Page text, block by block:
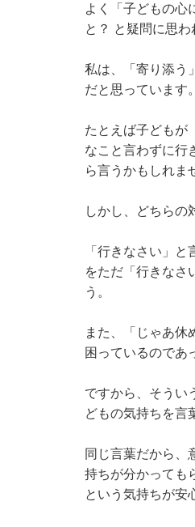
よく「子どもの心
と？ と疑問に思わ
私は、「寄り添う
だと思っています。
たとえば子どもが
なこと言わずに行
ら言うかもしれま
しかし、どちらの
「行きなさい」
をただ「行きなさ
う。
また、「じゃあ休
困っているのであ
ですから、そうい
どもの気持ちを言
同じ言葉だから、
持ちが分かっても
という気持ちが安